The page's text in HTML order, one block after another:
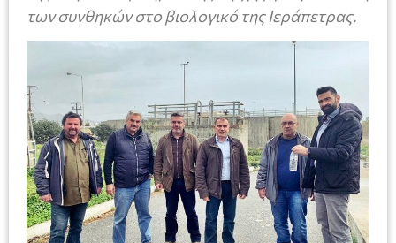
των συνθηκών στο βιολογικό της Ιεράπετρας.